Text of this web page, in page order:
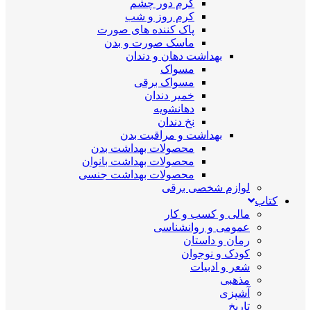
کرم دور چشم
کرم روز و شب
پاک کننده های صورت
ماسک صورت و بدن
بهداشت دهان و دندان
مسواک
مسواک برقی
خمیر دندان
دهانشویه
نخ دندان
بهداشت و مراقبت بدن
محصولات بهداشت بدن
محصولات بهداشت بانوان
محصولات بهداشت جنسی
لوازم شخصی برقی
کتاب
مالی و کسب و کار
عمومی و روانشناسی
رمان و داستان
کودک و نوجوان
شعر و ادبیات
مذهبی
آشپزی
تاریخ